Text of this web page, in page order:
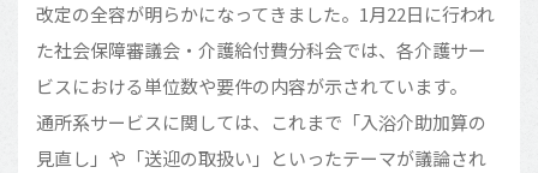
改定の全容が明らかになってきました。1月22日に行われ
た社会保障審議会・介護給付費分科会では、各介護サー
ビスにおける単位数や要件の内容が示されています。
通所系サービスに関しては、これまで「入浴介助加算の
見直し」や「送迎の取扱い」といったテーマが議論され